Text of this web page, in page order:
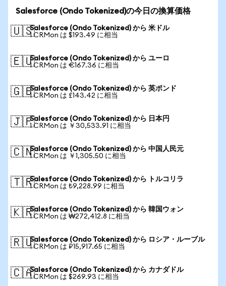
Salesforce (Ondo Tokenized)の今日の換算価格
🇺🇸Salesforce (Ondo Tokenized) から 米ドル
1 CRMon は $193.49 に相当
🇪🇺Salesforce (Ondo Tokenized) から ユーロ
1 CRMon は €167.36 に相当
🇬🇧Salesforce (Ondo Tokenized) から 英ポンド
1 CRMon は £143.42 に相当
🇯🇵Salesforce (Ondo Tokenized) から 日本円
1 CRMon は ￥30,533.91 に相当
🇨🇳Salesforce (Ondo Tokenized) から 中国人民元
1 CRMon は ￥1,305.50 に相当
🇹🇷Salesforce (Ondo Tokenized) から トルコリラ
1 CRMon は ₺9,228.99 に相当
🇰🇷Salesforce (Ondo Tokenized) から 韓国ウォン
1 CRMon は ₩272,412.8 に相当
🇷🇺Salesforce (Ondo Tokenized) から ロシア・ルーブル
1 CRMon は ₽15,917.65 に相当
🇨🇦Salesforce (Ondo Tokenized) から カナダドル
1 CRMon は $269.93 に相当